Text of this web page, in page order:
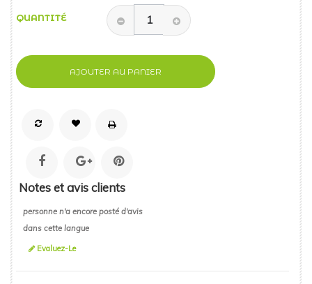
QUANTITÉ
AJOUTER AU PANIER
Notes et avis clients
personne n'a encore posté d'avis
dans cette langue
Evaluez-Le